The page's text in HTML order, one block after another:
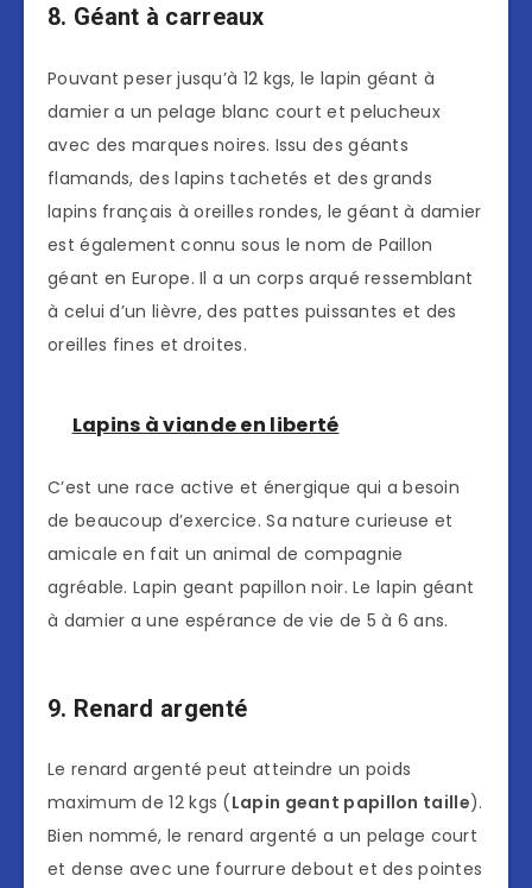
8. Géant à carreaux
Pouvant peser jusqu’à 12 kgs, le lapin géant à
damier a un pelage blanc court et pelucheux
avec des marques noires. Issu des géants
flamands, des lapins tachetés et des grands
lapins français à oreilles rondes, le géant à damier
est également connu sous le nom de Paillon
géant en Europe. Il a un corps arqué ressemblant
à celui d’un lièvre, des pattes puissantes et des
oreilles fines et droites.
Lapins à viande en liberté
C’est une race active et énergique qui a besoin
de beaucoup d’exercice. Sa nature curieuse et
amicale en fait un animal de compagnie
agréable. Lapin geant papillon noir. Le lapin géant
à damier a une espérance de vie de 5 à 6 ans.
9. Renard argenté
Le renard argenté peut atteindre un poids
maximum de 12 kgs (Lapin geant papillon taille).
Bien nommé, le renard argenté a un pelage court
et dense avec une fourrure debout et des pointes